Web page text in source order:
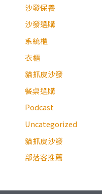
沙發保養
沙發選購
系統櫃
衣櫃
貓抓皮沙發
餐桌選購
Podcast
Uncategorized
貓抓皮沙發
部落客推薦